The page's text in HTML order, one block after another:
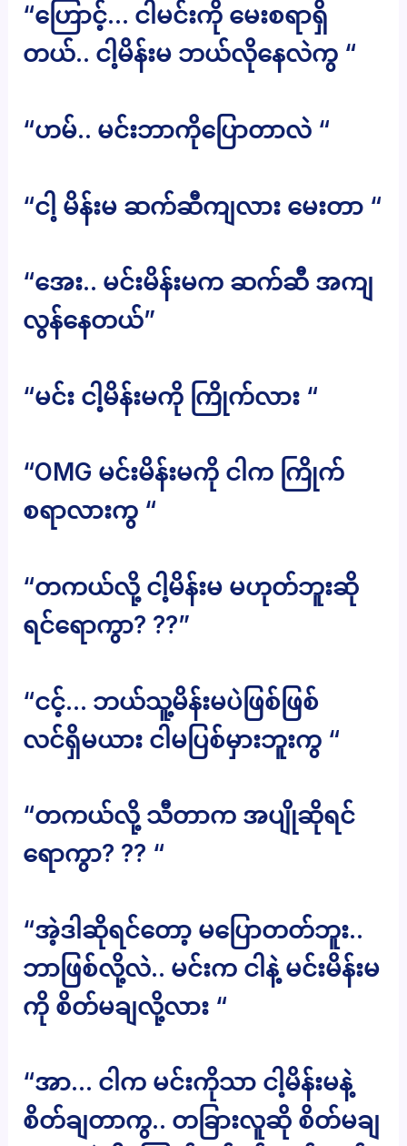
“ဟြောင့်… ငါမင်းကို မေးစရာရှိ
တယ်.. ငါ့မိန်းမ ဘယ်လိုနေလဲကွ “
“ဟမ်.. မင်းဘာကိုပြောတာလဲ “
“ငါ့ မိန်းမ ဆက်ဆီကျလား မေးတာ “
“အေး.. မင်းမိန်းမက ဆက်ဆီ အကျ
လွန်နေတယ်”
“မင်း ငါ့မိန်းမကို ကြိုက်လား “
“OMG မင်းမိန်းမကို ငါက ကြိုက်
စရာလားကွ “
“တကယ်လို့ ငါ့မိန်းမ မဟုတ်ဘူးဆို
ရင်ရောကွာ? ??”
“ငင့်… ဘယ်သူ့မိန်းမပဲဖြစ်ဖြစ်
လင်ရှိမယား ငါမပြစ်မှားဘူးကွ “
“တကယ်လို့ သီတာက အပျိုဆိုရင်
ရောကွာ? ?? “
“အဲ့ဒါဆိုရင်တော့ မပြောတတ်ဘူး..
ဘာဖြစ်လို့လဲ.. မင်းက ငါနဲ့ မင်းမိန်းမ
ကို စိတ်မချလို့လား “
“အာ… ငါက မင်းကိုသာ ငါ့မိန်းမနဲ့
စိတ်ချတာကွ.. တခြားလူဆို စိတ်မချ